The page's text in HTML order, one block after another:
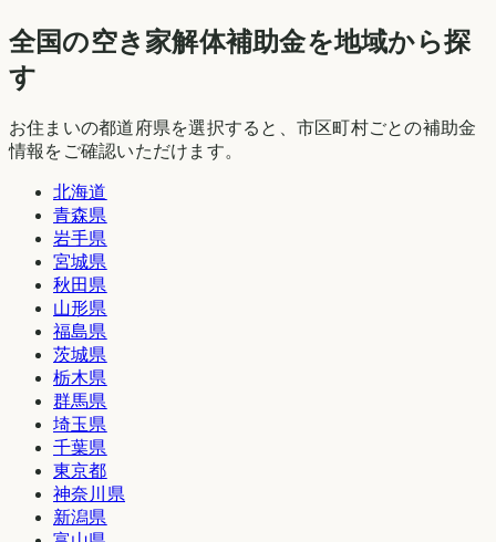
全国の空き家解体補助金を地域から探
す
お住まいの都道府県を選択すると、市区町村ごとの補助金
情報をご確認いただけます。
北海道
青森県
岩手県
宮城県
秋田県
山形県
福島県
茨城県
栃木県
群馬県
埼玉県
千葉県
東京都
神奈川県
新潟県